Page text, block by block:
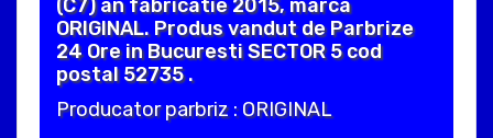
(C7) an fabricatie 2015, marca
ORIGINAL. Produs vandut de Parbrize
24 Ore in Bucuresti SECTOR 5 cod
postal 52735 .
Producator parbriz : ORIGINAL